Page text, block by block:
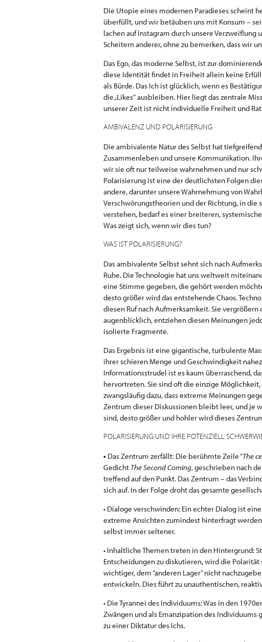
Die Utopie eines modernen Paradieses scheint
überfüllt, und wir betäuben uns mit Konsum –
lachen auf Instagram durch unsere Verzweiflung
Scheitern anderer, ohne zu bemerken, dass wir
Das Ego, das moderne Selbst, ist zur
diese Identität findet in Freiheit allein keine
als Bürde. Das Ich ist glücklich, wenn es
die „Likes“ ausbleiben. Hier liegt das zentrale
unserer Zeit ist nicht individuelle Freiheit und
AMBIVALENZ UND POLARISIERUNG
Die ambivalente Natur des Selbst hat
Zusammenleben und unsere Kommunikation.
wir sie oft nur teilweise wahrnehmen und nur
Polarisierung ist eine der deutlichsten Folgen
andere, darunter unsere Wahrnehmung von
Verschwörungstheorien und der Richtung, in die
verstehen, bedarf es einer breiteren,
Was zeigt sich, wenn wir dies tun?
WAS IST POLARISIERUNG?
Das ambivalente Selbst sehnt sich nach
Ruhe. Die Technologie hat uns weltweit
eine Stimme gegeben, die gehört werden
desto größer wird das entstehende Chaos.
diesen Ruf nach Aufmerksamkeit. Sie
augenblicklich, entziehen diesen Meinungen
isolierte Fragmente.
Das Ergebnis ist eine gigantische, turbulente
ihrer schieren Menge und Geschwindigkeit
Informationsstrudel ist es kaum überraschend,
hervortreten. Sie sind oft die einzige
zwangsläufig dazu, dass extreme Meinungen
Zentrum dieser Diskussionen bleibt leer, und je
sind, desto größer und hohler wird dieses
POLARISIERUNG UND IHRE POTENZIELL
• Das Zentrum zerfällt: Die berühmte Zeile “The
Gedicht The Second Coming, geschrieben nach
treffend auf den Punkt. Das Zentrum – das
sich auf. In der Folge droht das gesamte
• Dialoge verschwinden: Ein echter Dialog ist
extreme Ansichten zumindest hinterfragt
selbst immer seltener.
• Inhaltliche Themen treten in den Hintergrund:
Entscheidungen zu diskutieren, wird die
wichtiger, dem “anderen Lager” nicht
entwickeln. Dies führt zu unauthentischen,
• Die Tyrannei des Individuums: Was in den
Zwängen und als Emanzipation des
zu einer Diktatur des Ichs.